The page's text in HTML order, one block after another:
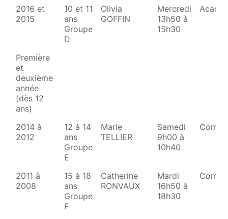
2016 et
2015
10 et 11
ans
Groupe
D
Olivia
GOFFIN
Mercredi
13h50 à
15h30
Première
et
deuxième
année
(dès 12
ans)
2014 à
2012
12 à 14
ans
Groupe
E
Marie
TELLIER
Samedi
9h00 à
10h40
2011 à
2008
15 à 18
ans
Groupe
F
Catherine
RONVAUX
Mardi
16h50 à
18h30